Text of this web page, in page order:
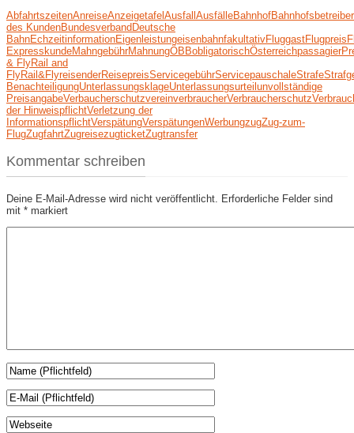
AbfahrtszeitenAnreiseAnzeigetafelAusfallAusfälleBahnhofBahnhofsbetreiber
des KundenBundesverbandDeutsche
BahnEchzeitinformationEigenleistungeisenbahnfakultativFluggastFlugpreis
ExpresskundeMahngebührMahnungÖBBobligatorischÖsterreichpassagier
& FlyRail and
FlyRail&FlyreisenderReisepreisServicegebührServicepauschaleStrafe
BenachteiligungUnterlassungsklageUnterlassungsurteilunvollständige
PreisangabeVerbaucherschutzvereinverbraucherVerbraucherschutz
der HinweispflichtVerletzung der
InformationspflichtVerspätungVerspätungenWerbungzugZug-zum-
FlugZugfahrtZugreisezugticketZugtransfer
Kommentar schreiben
Deine E-Mail-Adresse wird nicht veröffentlicht. Erforderliche Felder sind
mit * markiert